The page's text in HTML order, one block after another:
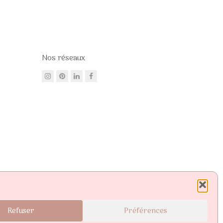
Refuser Préférences
Nos réseaux
Paypal